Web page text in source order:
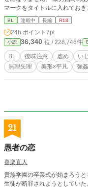
マークをタイトルに入れておき
BL 連載中 長編 R18
24h.ポイント 7pt
小説 36,340 位 / 228,746件
BL 後味注意 虐め い
無理矢理
美形×平凡 強
21
愚者の恋
喜楽直人
貴族学園の卒業式が始まろう
生徒が断罪されようとしていた